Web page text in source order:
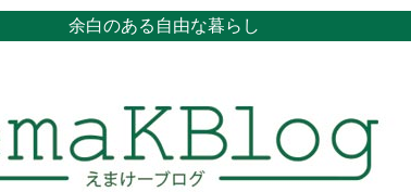
余白のある自由な暮らし